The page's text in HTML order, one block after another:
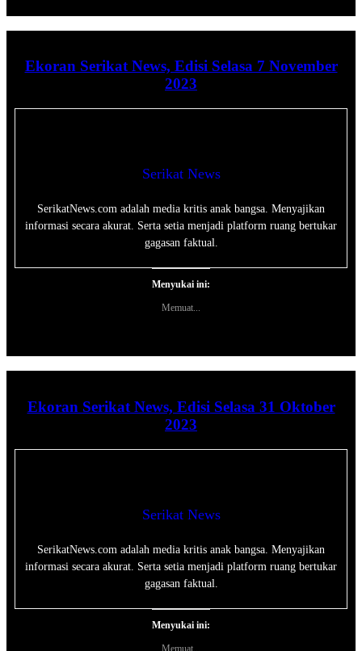
Ekoran Serikat News, Edisi Selasa 7 November
2023
Serikat News
SerikatNews.com adalah media kritis anak bangsa. Menyajikan
informasi secara akurat. Serta setia menjadi platform ruang bertukar
gagasan faktual.
Menyukai ini:
Memuat...
Ekoran Serikat News, Edisi Selasa 31 Oktober
2023
Serikat News
SerikatNews.com adalah media kritis anak bangsa. Menyajikan
informasi secara akurat. Serta setia menjadi platform ruang bertukar
gagasan faktual.
Menyukai ini:
Memuat...